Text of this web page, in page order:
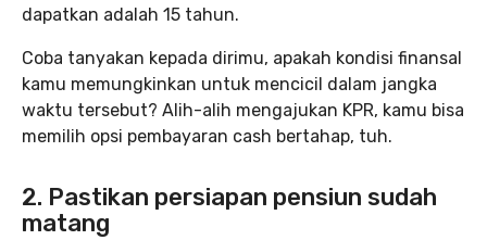
dapatkan adalah 15 tahun.
Coba tanyakan kepada dirimu, apakah kondisi finansal
kamu memungkinkan untuk mencicil dalam jangka
waktu tersebut? Alih-alih mengajukan KPR, kamu bisa
memilih opsi pembayaran cash bertahap, tuh.
2. Pastikan persiapan pensiun sudah
matang